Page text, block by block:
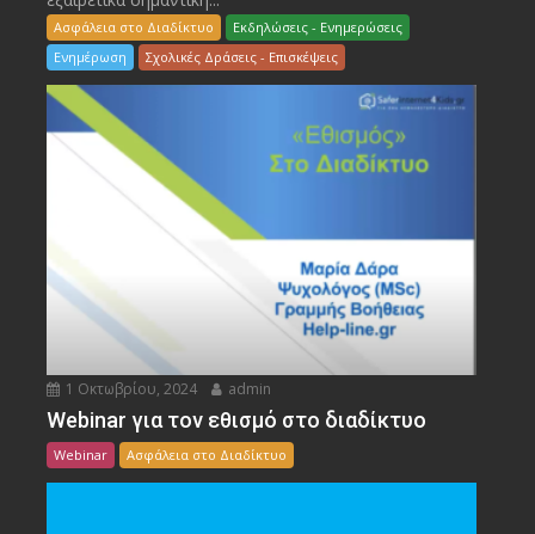
Ασφάλεια στο Διαδίκτυο
Εκδηλώσεις - Ενημερώσεις
Ενημέρωση
Σχολικές Δράσεις - Επισκέψεις
1 Οκτωβρίου, 2024 admin
Webinar για τον εθισμό στο διαδίκτυο
Webinar Ασφάλεια στο Διαδίκτυο